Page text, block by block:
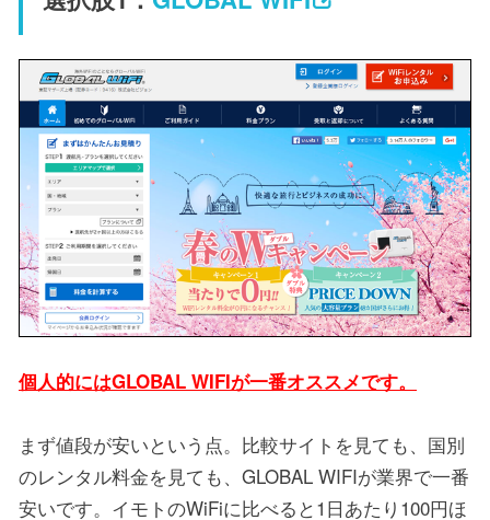
個人的にはGLOBAL WIFIが一番オススメです。
まず値段が安いという点。比較サイトを見ても、国別
のレンタル料金を見ても、GLOBAL WIFIが業界で一番
安いです。イモトのWiFiに比べると1日あたり100円ほ